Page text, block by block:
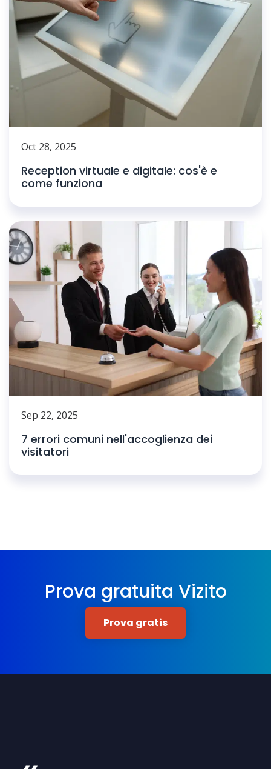
Oct 28, 2025
Reception virtuale e digitale: cos'è e
come funziona
Sep 22, 2025
7 errori comuni nell'accoglienza dei
visitatori
Prova gratuita Vizito
Prova gratis